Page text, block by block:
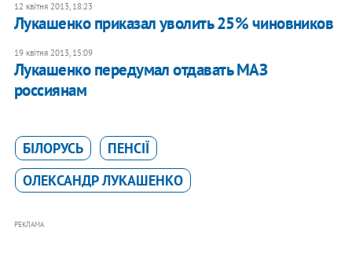
12 квітня 2013, 18:23
Лукашенко приказал уволить 25% чиновников
19 квітня 2013, 15:09
Лукашенко передумал отдавать МАЗ
россиянам
БІЛОРУСЬ
ПЕНСІЇ
ОЛЕКСАНДР ЛУКАШЕНКО
РЕКЛАМА